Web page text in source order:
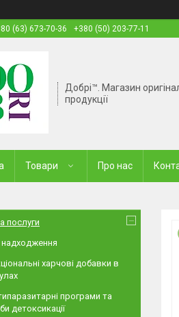
(63) 673-70-36
+380 (50) 203-77-11
Добрі™. Магазин
продукції
Товари Про нас
послуги
надходження
харчові добавки в
програми та
детоксикації